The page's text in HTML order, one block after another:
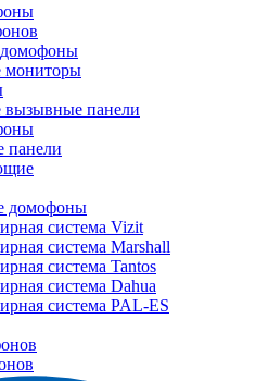
мониторы
вызывные панели
панели
домофоны
система Vizit
система Marshall
система Tantos
система Dahua
система PAL-ES